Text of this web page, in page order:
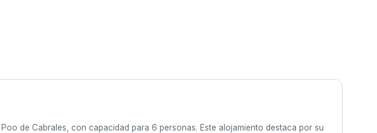
de Cabrales, con capacidad para 6 personas. Este alojamiento destaca por su